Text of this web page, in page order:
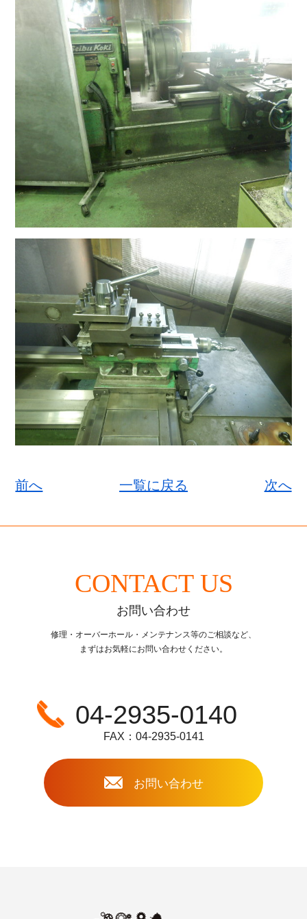
前へ 一覧に戻る 次へ
CONTACT US
お問い合わせ
修理・オーバーホール・メンテナンス等のご相談など、
まずはお気軽にお問い合わせください。
04-2935-0140
FAX：04-2935-0141
お問い合わせ